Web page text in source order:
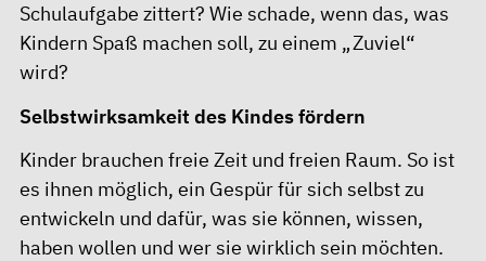
Schulaufgabe zittert? Wie schade, wenn das, was
Kindern Spaß machen soll, zu einem „Zuviel“
wird?
Selbstwirksamkeit des Kindes fördern
Kinder brauchen freie Zeit und freien Raum. So ist
es ihnen möglich, ein Gespür für sich selbst zu
entwickeln und dafür, was sie können, wissen,
haben wollen und wer sie wirklich sein möchten.